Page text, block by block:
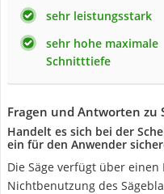
sehr leistungsstark
sehr hohe maximale
Schnitttiefe
Fragen und Antworten zu
Handelt es sich bei der
ein für den Anwender
Die Säge verfügt über
Nichtbenutzung des